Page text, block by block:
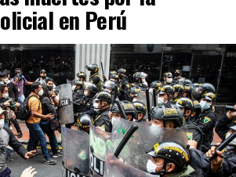
para la población en general desde
a la población es que quien haya
hace más de cuatro meses, debe
No importa si es el primero, el
o si es incluso la segunda dosis para
primario. Es muy relevante tener la
”, destacó Vizzotti.
en Perú